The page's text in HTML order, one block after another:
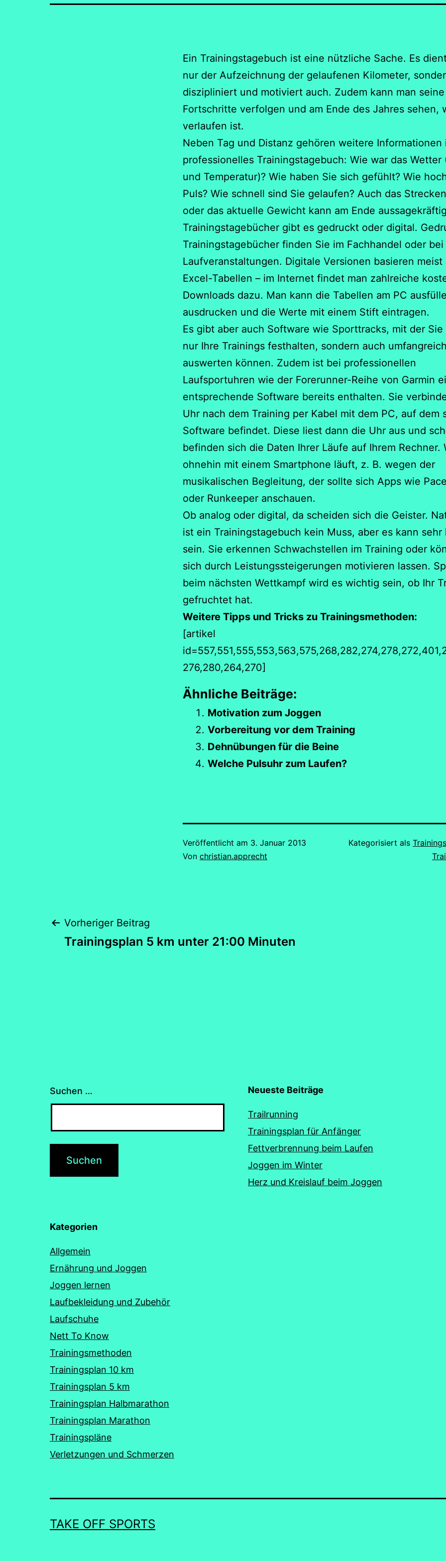
Ein Trainingstagebuch ist eine nützliche Sache. Es
nur der Aufzeichnung der gelaufenen Kilometer,
diszipliniert und motiviert auch. Zudem kann man seine
Fortschritte verfolgen und am Ende des Jahres sehen,
verlaufen ist.
Neben Tag und Distanz gehören weitere Informationen
professionelles Trainingstagebuch: Wie war das Wetter
und Temperatur)? Wie haben Sie sich gefühlt? Wie
Puls? Wie schnell sind Sie gelaufen? Auch das
oder das aktuelle Gewicht kann am Ende
Trainingstagebücher gibt es gedruckt oder digital.
Trainingstagebücher finden Sie im Fachhandel oder bei
Laufveranstaltungen. Digitale Versionen basieren meist
Excel-Tabellen – im Internet findet man zahlreiche
Downloads dazu. Man kann die Tabellen am PC
ausdrucken und die Werte mit einem Stift eintragen.
Es gibt aber auch Software wie Sporttracks, mit der
nur Ihre Trainings festhalten, sondern auch umfangreich
auswerten können. Zudem ist bei professionellen
Laufsportuhren wie der Forerunner-Reihe von Garmin
entsprechende Software bereits enthalten. Sie
Uhr nach dem Training per Kabel mit dem PC, auf dem
Software befindet. Diese liest dann die Uhr aus und
befinden sich die Daten Ihrer Läufe auf Ihrem Rechner.
ohnehin mit einem Smartphone läuft, z. B. wegen der
musikalischen Begleitung, der sollte sich Apps wie
oder Runkeeper anschauen.
Ob analog oder digital, da scheiden sich die Geister.
ist ein Trainingstagebuch kein Muss, aber es kann sehr
sein. Sie erkennen Schwachstellen im Training oder
sich durch Leistungssteigerungen motivieren lassen.
beim nächsten Wettkampf wird es wichtig sein, ob Ihr
gefruchtet hat.
Weitere Tipps und Tricks zu Trainingsmethoden:
[artikel
276,280,264,270]
Ähnliche Beiträge:
Motivation zum Joggen
Vorbereitung vor dem Training
Dehnübungen für die Beine
Welche Pulsuhr zum Laufen?
Veröffentlicht am 3. Januar 2013
Von christian.apprecht
Kategorisiert als
Beitragsnavigation
Vorheriger Beitrag
Trainingsplan 5 km unter 21:00 Minuten
Suchen … Neueste Beiträge
Trailrunning
Trainingsplan für Anfänger
Fettverbrennung beim Laufen
Joggen im Winter
Herz und Kreislauf beim Joggen
Kategorien
Allgemein
Ernährung und Joggen
Joggen lernen
Laufbekleidung und Zubehör
Laufschuhe
Nett To Know
Trainingsmethoden
Trainingsplan 10 km
Trainingsplan 5 km
Trainingsplan Halbmarathon
Trainingsplan Marathon
Trainingspläne
Verletzungen und Schmerzen
TAKE OFF SPORTS